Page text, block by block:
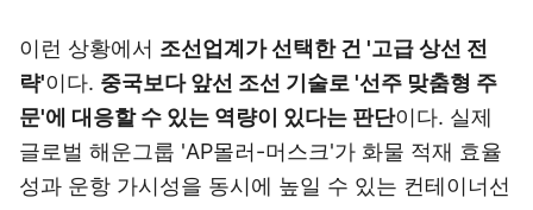
이런 상황에서 조선업계가 선택한 건 '고급 상선 전
략'이다. 중국보다 앞선 조선 기술로 '선주 맞춤형 주
문'에 대응할 수 있는 역량이 있다는 판단이다. 실제
글로벌 해운그룹 'AP몰러-머스크'가 화물 적재 효율
성과 운항 가시성을 동시에 높일 수 있는 컨테이너선